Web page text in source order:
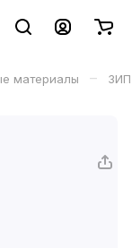
материалы – ЗИП